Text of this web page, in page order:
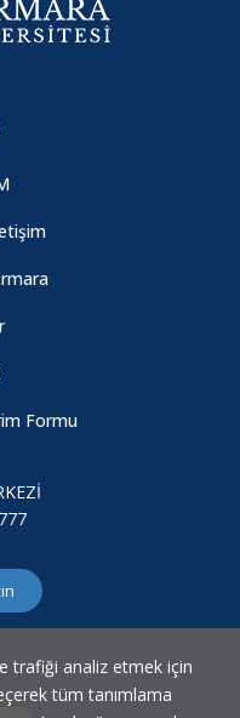
Formu
trafiği analiz etmek için
tüm tanımlama